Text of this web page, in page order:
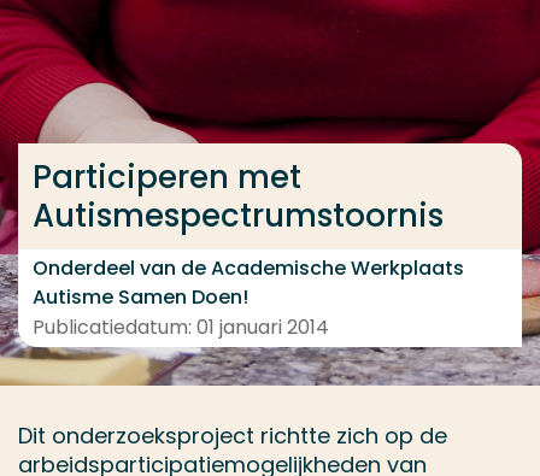
Ga direct naar de content
... > Resultaten
Participeren met
Autismespectrumstoornis
Onderdeel van de Academische Werkplaats
Autisme Samen Doen!
Publicatiedatum: 01 januari 2014
Dit onderzoeksproject richtte zich op de
arbeidsparticipatiemogelijkheden van
Veel gezocht
Opleiding
Contact